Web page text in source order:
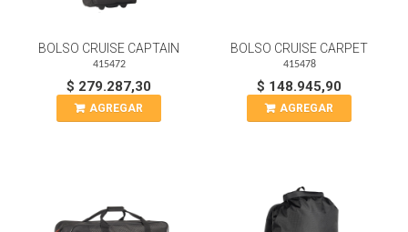
BOLSO CRUISE CAPTAIN
415472
$ 279.287,30
AGREGAR
BOLSO CRUISE CARPET
415478
$ 148.945,90
AGREGAR